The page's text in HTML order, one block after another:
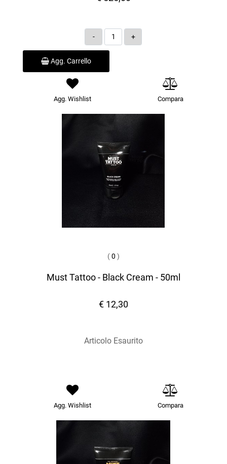
Quantità
Agg. Carrello
Agg. Wishlist Compara
(0 )
Must Tattoo - Black Cream - 50ml
€ 12,30
Articolo Esaurito
Agg. Wishlist Compara